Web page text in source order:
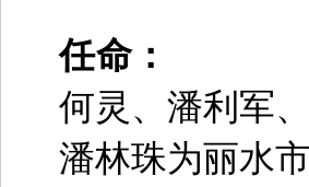
任命：
何灵、潘利军
潘林珠为丽水